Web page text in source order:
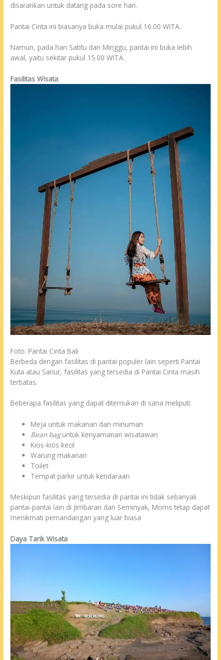
disarankan untuk datang pada sore hari.
Pantai Cinta ini biasanya buka mulai pukul 16.00 WITA.
Namun, pada hari Sabtu dan Minggu, pantai ini buka lebih
awal, yaitu sekitar pukul 15.00 WITA.
Fasilitas Wisata
Foto: Pantai Cinta Bali
Berbeda dengan fasilitas di pantai populer lain seperti Pantai
Kuta atau Sanur, fasilitas yang tersedia di Pantai Cinta masih
terbatas.
Beberapa fasilitas yang dapat ditemukan di sana meliputi:
Meja untuk makanan dan minuman
Bean baguntuk kenyamanan wisatawan
Kios-kios kecil
Warung makanan
Toilet
Tempat parkir untuk kendaraan
Meskipun fasilitas yang tersedia di pantai ini tidak sebanyak
pantai-pantai lain di Jimbaran dan Seminyak, Moms tetap dapat
menikmati pemandangan yang luar biasa
Daya Tarik Wisata